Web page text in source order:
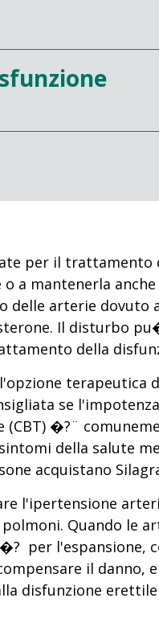
per il
a mantenerla
arterie dovuto
Il disturbo
della
se
�?¨
della salute
acquistano
l'ipertensione
Quando le
per l'espansione,
il
disfunzione